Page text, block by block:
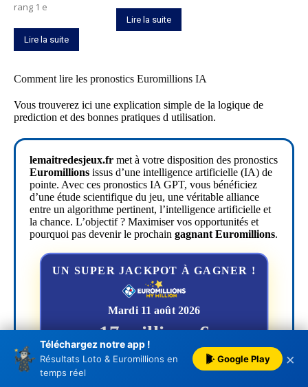
rang 1 e
Lire la suite
Lire la suite
Comment lire les pronostics Euromillions IA
Vous trouverez ici une explication simple de la logique de
prediction et des bonnes pratiques d utilisation.
lemaitredesjeux.fr met à votre disposition des pronostics
Euromillions issus d’une intelligence artificielle (IA) de
pointe. Avec ces pronostics IA GPT, vous bénéficiez
d’une étude scientifique du jeu, une véritable alliance
entre un algorithme pertinent, l’intelligence artificielle et
la chance. L’objectif ? Maximiser vos opportunités et
pourquoi pas devenir le prochain gagnant Euromillions.
UN SUPER JACKPOT À GAGNER !
Mardi 11 août 2026
17 millions €
Jouer cette cagnotte sur le
Téléchargez notre app !
Résultats Loto & Euromillions en
temps réel
Google Play ×
?